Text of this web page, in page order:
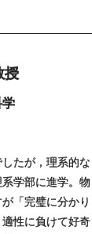
授
学
たが，理系的な
学部に進学。物
「完璧に分かり
性に負けて好奇